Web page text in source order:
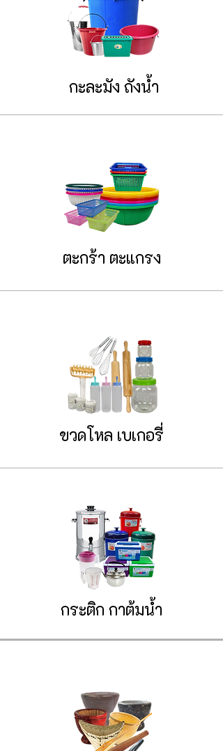
กะละมัง ถังน้ำ
ตะกร้า ตะแกรง
ขวดโหล เบเกอรี่
กระติก กาต้มน้ำ